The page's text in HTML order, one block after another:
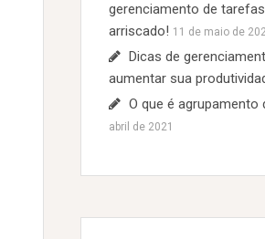
gerenciamento de
arriscado! 11 de maio de
Dicas de
aumentar sua
O que é agrupamento
abril de 2021